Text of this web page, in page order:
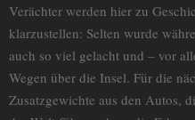
Verächter werden hier zu
klarzustellen: Selten wurde
auch so viel gelacht und – vor
Wegen über die Insel. Für die
Zusatzgewichte aus den Autos,